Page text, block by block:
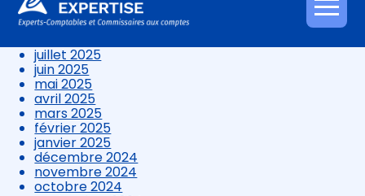
Aller
au
octobre 2025
septembre 2025
juillet 2025
juin 2025
mai 2025
avril 2025
mars 2025
février 2025
janvier 2025
décembre 2024
novembre 2024
octobre 2024